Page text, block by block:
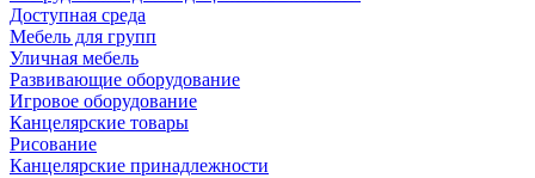
Доступная среда
Мебель для групп
Уличная мебель
Развивающие оборудование
Игровое оборудование
Канцелярские товары
Рисование
Канцелярские принадлежности